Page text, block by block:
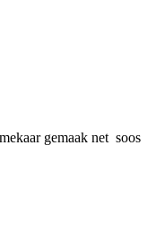
gemaak net soos